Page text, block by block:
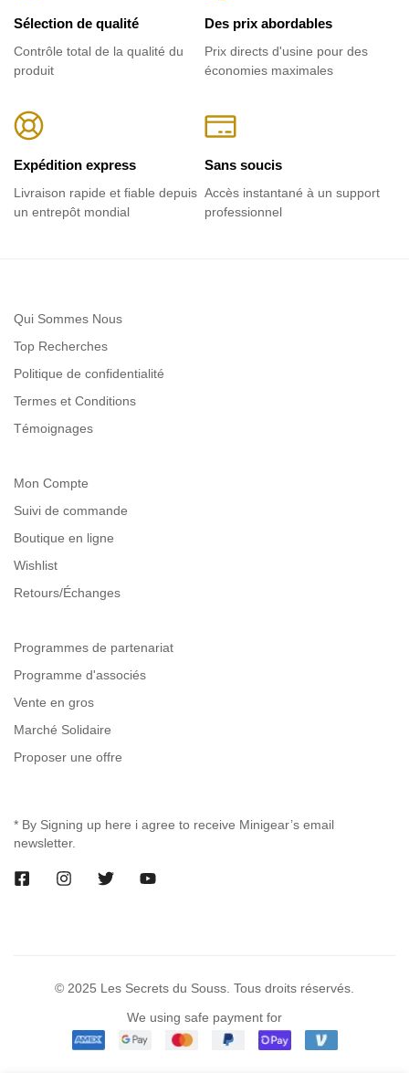
Sélection de qualité
Contrôle total de la qualité du
produit
Des prix abordables
Prix ​​directs d'usine pour des
économies maximales
Expédition express
Livraison rapide et fiable depuis
un entrepôt mondial
Sans soucis
Accès instantané à un support
professionnel
Qui Sommes Nous
Top Recherches
Politique de confidentialité
Termes et Conditions
Témoignages
Mon Compte
Suivi de commande
Boutique en ligne
Wishlist
Retours/Échanges
Programmes de partenariat
Programme d'associés
Vente en gros
Marché Solidaire
Proposer une offre
* By Signing up here i agree to receive Minigear’s email
newsletter.
© 2025 Les Secrets du Souss. Tous droits réservés.
We using safe payment for